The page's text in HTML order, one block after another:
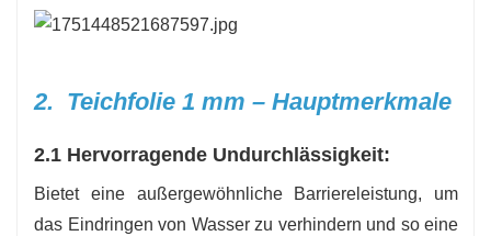
2. Teichfolie 1 mm – Hauptmerkmale
2.1 Hervorragende Undurchlässigkeit:
Bietet eine außergewöhnliche Barriereleistung, um
das Eindringen von Wasser zu verhindern und so eine